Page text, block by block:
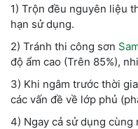
1) Trộn đều nguyên liệu
hạn sử dụng.
2) Tránh thi công sơn
độ ẩm cao (Trên 85%),
3) Khi ngâm trước thời
các vấn đề về lớp phủ
4) Ngay cả sử dụng cùng